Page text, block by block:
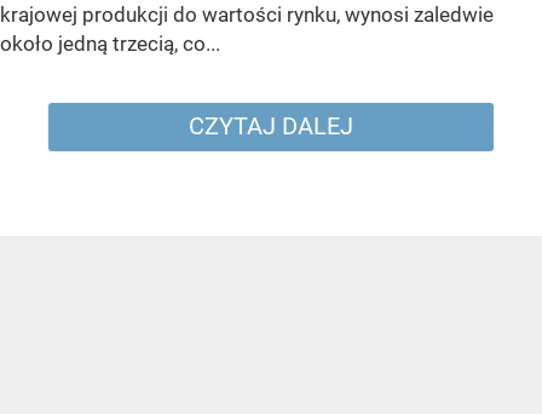
krajowej produkcji do wartości rynku, wynosi zaledwie
około jedną trzecią, co...
CZYTAJ DALEJ